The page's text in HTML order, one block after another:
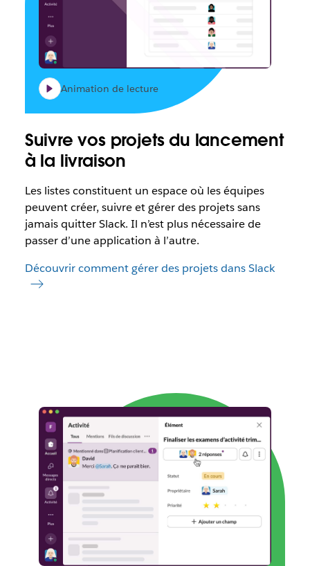
Animation de lecture
Suivre vos projets du lancement
à la livraison
Les listes constituent un espace où les équipes
peuvent créer, suivre et gérer des projets sans
jamais quitter Slack. Il n’est plus nécessaire de
passer d’une application à l’autre.
Découvrir comment gérer des projets dans Slack